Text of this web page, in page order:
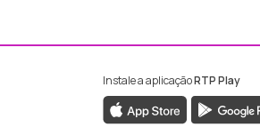
da RTP Madeira
da RTP Madeira
Instale a aplicaçãoRTP Play